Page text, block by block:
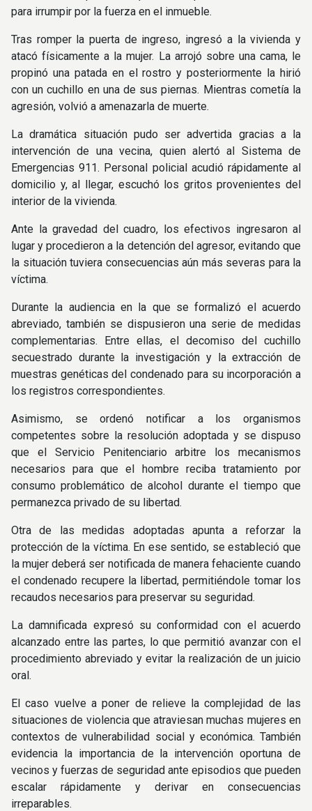
para irrumpir por la fuerza en el inmueble.
Tras romper la puerta de ingreso, ingresó a la vivienda y
atacó físicamente a la mujer. La arrojó sobre una cama, le
propinó una patada en el rostro y posteriormente la hirió
con un cuchillo en una de sus piernas. Mientras cometía la
agresión, volvió a amenazarla de muerte.
La dramática situación pudo ser advertida gracias a la
intervención de una vecina, quien alertó al Sistema de
Emergencias 911. Personal policial acudió rápidamente al
domicilio y, al llegar, escuchó los gritos provenientes del
interior de la vivienda.
Ante la gravedad del cuadro, los efectivos ingresaron al
lugar y procedieron a la detención del agresor, evitando que
la situación tuviera consecuencias aún más severas para la
víctima.
Durante la audiencia en la que se formalizó el acuerdo
abreviado, también se dispusieron una serie de medidas
complementarias. Entre ellas, el decomiso del cuchillo
secuestrado durante la investigación y la extracción de
muestras genéticas del condenado para su incorporación a
los registros correspondientes.
Asimismo, se ordenó notificar a los organismos
competentes sobre la resolución adoptada y se dispuso
que el Servicio Penitenciario arbitre los mecanismos
necesarios para que el hombre reciba tratamiento por
consumo problemático de alcohol durante el tiempo que
permanezca privado de su libertad.
Otra de las medidas adoptadas apunta a reforzar la
protección de la víctima. En ese sentido, se estableció que
la mujer deberá ser notificada de manera fehaciente cuando
el condenado recupere la libertad, permitiéndole tomar los
recaudos necesarios para preservar su seguridad.
La damnificada expresó su conformidad con el acuerdo
alcanzado entre las partes, lo que permitió avanzar con el
procedimiento abreviado y evitar la realización de un juicio
oral.
El caso vuelve a poner de relieve la complejidad de las
situaciones de violencia que atraviesan muchas mujeres en
contextos de vulnerabilidad social y económica. También
evidencia la importancia de la intervención oportuna de
vecinos y fuerzas de seguridad ante episodios que pueden
escalar rápidamente y derivar en consecuencias
irreparables.